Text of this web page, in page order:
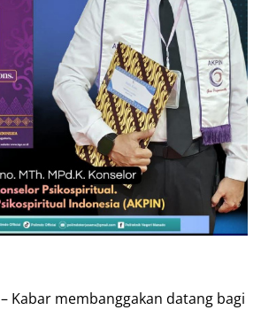
– Kabar membanggakan datang bagi